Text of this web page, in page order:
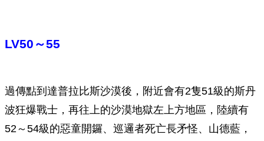
LV50～55
過傳點到達普拉比斯沙漠後，附近會有2隻51級的斯丹
波狂爆戰士，再往上的沙漠地獄左上方地區，陸續有
52～54級的惡童開鑼、巡邏者死亡長矛怪、山德藍，